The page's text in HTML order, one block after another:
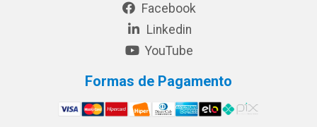
Facebook
Linkedin
YouTube
Formas de Pagamento